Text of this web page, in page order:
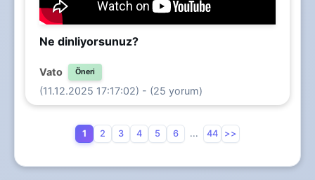
Ne dinliyorsunuz?
Vato Öneri
(11.12.2025 17:17:02) - (25 yorum)
1 2 3 4 5 6 ... 44 >>